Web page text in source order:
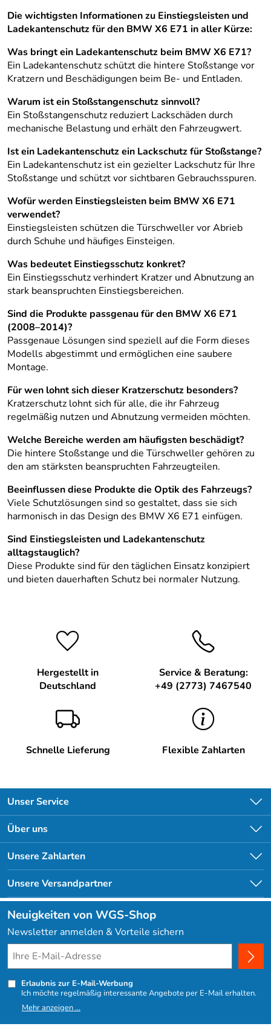
Die wichtigsten Informationen zu Einstiegsleisten und
Ladekantenschutz für den BMW X6 E71 in aller Kürze:
Was bringt ein Ladekantenschutz beim BMW X6 E71?
Ein Ladekantenschutz schützt die hintere Stoßstange vor
Kratzern und Beschädigungen beim Be- und Entladen.
Warum ist ein Stoßstangenschutz sinnvoll?
Ein Stoßstangenschutz reduziert Lackschäden durch
mechanische Belastung und erhält den Fahrzeugwert.
Ist ein Ladekantenschutz ein Lackschutz für Stoßstange?
Ein Ladekantenschutz ist ein gezielter Lackschutz für Ihre
Stoßstange und schützt vor sichtbaren Gebrauchsspuren.
Wofür werden Einstiegsleisten beim BMW X6 E71
verwendet?
Einstiegsleisten schützen die Türschweller vor Abrieb
durch Schuhe und häufiges Einsteigen.
Was bedeutet Einstiegsschutz konkret?
Ein Einstiegsschutz verhindert Kratzer und Abnutzung an
stark beanspruchten Einstiegsbereichen.
Sind die Produkte passgenau für den BMW X6 E71
(2008–2014)?
Passgenaue Lösungen sind speziell auf die Form dieses
Modells abgestimmt und ermöglichen eine saubere
Montage.
Für wen lohnt sich dieser Kratzerschutz besonders?
Kratzerschutz lohnt sich für alle, die ihr Fahrzeug
regelmäßig nutzen und Abnutzung vermeiden möchten.
Welche Bereiche werden am häufigsten beschädigt?
Die hintere Stoßstange und die Türschweller gehören zu
den am stärksten beanspruchten Fahrzeugteilen.
Beeinflussen diese Produkte die Optik des Fahrzeugs?
Viele Schutzlösungen sind so gestaltet, dass sie sich
harmonisch in das Design des BMW X6 E71 einfügen.
Sind Einstiegsleisten und Ladekantenschutz
alltagstauglich?
Diese Produkte sind für den täglichen Einsatz konzipiert
und bieten dauerhaften Schutz bei normaler Nutzung.
Hergestellt in
Deutschland
Service & Beratung:
+49 (2773) 7467540
Schnelle Lieferung Flexible Zahlarten
Unser Service
Kontakt
Newsletter
Lieferbedingungen
Kundenlogin
Über uns
Unsere Bestseller
Angebote
Unsere Zahlarten
Unsere Versandpartner
Neuigkeiten von WGS-Shop
Newsletter anmelden & Vorteile sichern
Erlaubnis zur E-Mail-Werbung
Ich möchte regelmäßig interessante Angebote per E-Mail erhalten.
Meine E-Mail-Adresse wird nicht an andere Unternehmen
weitergegeben. Zu statistischen Zwecken wird in anonymer Form
Mehr anzeigen ...